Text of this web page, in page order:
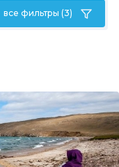
все фильтры (3)